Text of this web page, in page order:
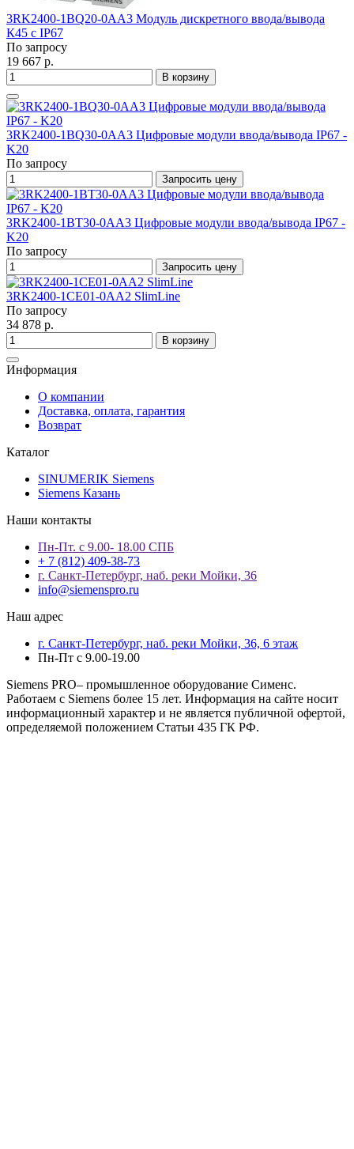
3RK2400-1BQ20-0AA3 Модуль дискретного ввода/вывода
К45 с IP67
По запросу
19 667 р.
В корзину
3RK2400-1BQ30-0AA3 Цифровые модули ввода/вывода IP67 -
K20
По запросу
Запросить цену
3RK2400-1BT30-0AA3 Цифровые модули ввода/вывода IP67 -
K20
По запросу
Запросить цену
3RK2400-1CE01-0AA2 SlimLine
По запросу
34 878 р.
В корзину
Информация
О компании
Доставка, оплата, гарантия
Возврат
Каталог
SINUMERIK Siemens
Siemens Казань
Наши контакты
Пн-Пт. с 9.00- 18.00 СПБ
+ 7 (812) 409-38-73
г. Санкт-Петербург, наб. реки Мойки, 36
info@siemenspro.ru
Наш адрес
г. Санкт-Петербург, наб. реки Мойки, 36, 6 этаж
Пн-Пт с 9.00-19.00
Siemens PRO– промышленное оборудование Сименс.
Работаем с Siemens более 15 лет. Информация на сайте носит
информационный характер и не является публичной офертой,
определяемой положением Статьи 435 ГК РФ.